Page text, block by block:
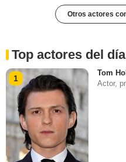
Otros actores
Top actores del día
1
Tom
Actor,